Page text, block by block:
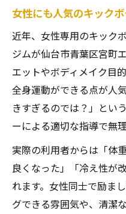
女性にも人気のキック
近年、女性専用のキック
ジムが仙台市青葉区宮町
エットやボディメイク目
全身運動ができる点が人
きすぎるのでは？」とい
ーによる適切な指導で無
実際の利用者からは「体
良くなった」「冷え性が
れます。女性同士で励ま
グできる雰囲気や、清潔